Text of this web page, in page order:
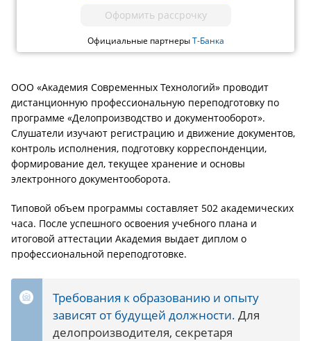
Оформить рассрочку
Официальные партнерыТ-Банка
ООО «Академия Современных Технологий» проводит
дистанционную профессиональную переподготовку по
программе «Делопроизводство и документооборот».
Слушатели изучают регистрацию и движение документов,
контроль исполнения, подготовку корреспонденции,
формирование дел, текущее хранение и основы
электронного документооборота.
Типовой объем программы составляет 502 академических
часа. После успешного освоения учебного плана и
итоговой аттестации Академия выдает диплом о
профессиональной переподготовке.
Требования к образованию и опыту
зависят от будущей должности. Для
делопроизводителя, секретаря